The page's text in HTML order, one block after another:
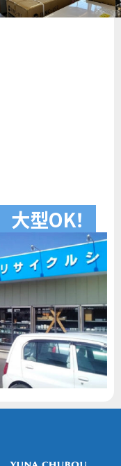
大型OK！